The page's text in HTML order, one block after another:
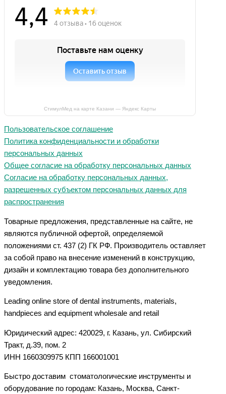
СтимулМед на карте Казани — Яндекс Карты
Пользовательское соглашение
Политика конфиденциальности и обработки
персональных данных
Общее согласие на обработку персональных данных
Согласие на обработку персональных данных,
разрешенных субъектом персональных данных для
распространения
Товарные предложения, представленные на сайте, не
являются публичной офертой, определяемой
положениями ст. 437 (2) ГК РФ. Производитель оставляет
за собой право на внесение изменений в конструкцию,
дизайн и комплектацию товара без дополнительного
уведомления.
Leading online store of dental instruments, materials,
handpieces and equipment wholesale and retail
Юридический адрес: 420029, г. Казань, ул. Сибирский
Тракт, д.39, пом. 2
ИНН 1660309975 КПП 166001001
Быстро доставим стоматологические инструменты и
оборудование по городам: Казань, Москва, Санкт-